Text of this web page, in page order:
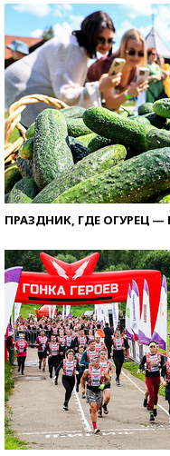
ПРАЗДНИК, ГДЕ ОГУРЕЦ —